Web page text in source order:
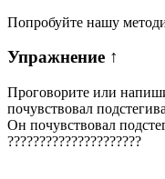
Попробуйте нашу
Упражнение ↑
Проговорите или
почувствовал
Он почувствовал
?????????????????????